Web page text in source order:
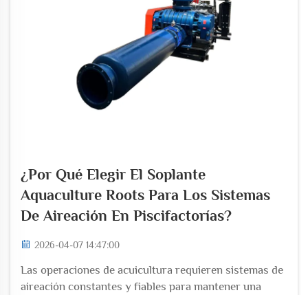
¿Por Qué Elegir El Soplante
Aquaculture Roots Para Los Sistemas
De Aireación En Piscifactorías?
2026-04-07 14:47:00
Las operaciones de acuicultura requieren sistemas de
aireación constantes y fiables para mantener una